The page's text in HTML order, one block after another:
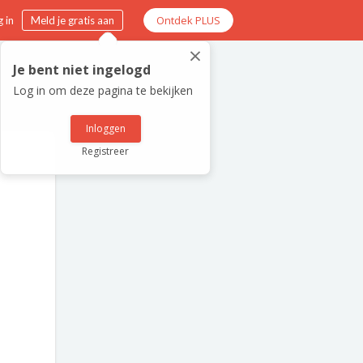
in Meld je gratis aan Ontdek PLUS
×
Je bent niet ingelogd
Log in om deze pagina te bekijken
Inloggen
Registreer